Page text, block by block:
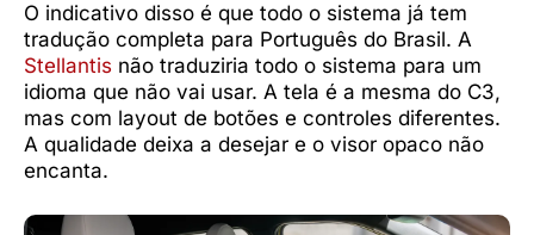
O indicativo disso é que todo o sistema já tem
tradução completa para Português do Brasil. A
Stellantis não traduziria todo o sistema para um
idioma que não vai usar. A tela é a mesma do C3,
mas com layout de botões e controles diferentes.
A qualidade deixa a desejar e o visor opaco não
encanta.